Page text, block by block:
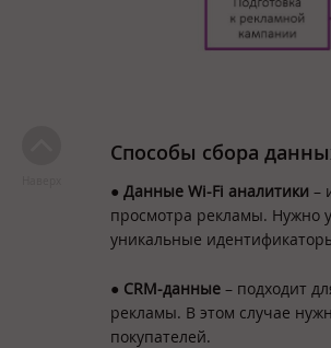
Способы сбора
● Данные Wi-Fi аналитики –
просмотра рекламы. Нужно
уникальные
● CRM-данные – подходит
рекламы. В этом случае
покупателей.